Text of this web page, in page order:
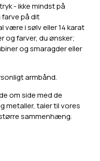
- ikke mindst på
på dit
være i sølv eller 14 karat
og farver, du ønsker;
og smaragder eller
armbånd.
om side med de
metaller, taler til vores
sammenhæng.